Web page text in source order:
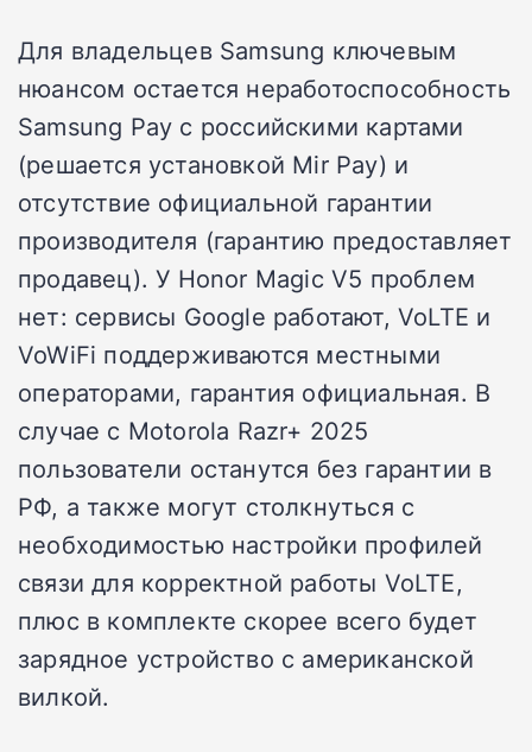
Для владельцев Samsung ключевым
нюансом остается неработоспособность
Samsung Pay с российскими картами
(решается установкой Mir Pay) и
отсутствие официальной гарантии
производителя (гарантию предоставляет
продавец). У Honor Magic V5 проблем
нет: сервисы Google работают, VoLTE и
VoWiFi поддерживаются местными
операторами, гарантия официальная. В
случае с Motorola Razr+ 2025
пользователи останутся без гарантии в
РФ, а также могут столкнуться с
необходимостью настройки профилей
связи для корректной работы VoLTE,
плюс в комплекте скорее всего будет
зарядное устройство с американской
вилкой.